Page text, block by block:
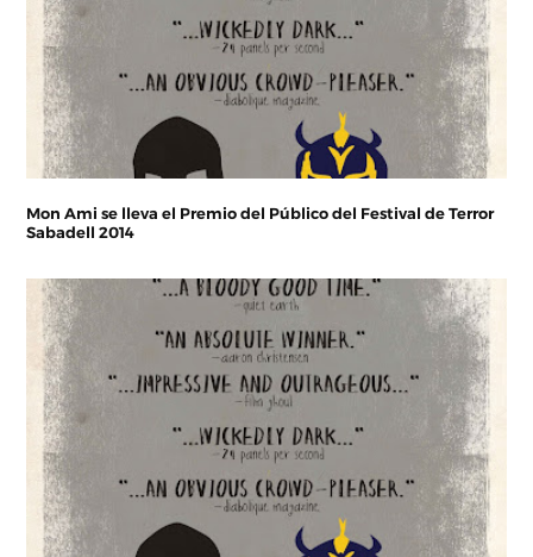
Mon Ami se lleva el Premio del Público del Festival de Terror
Sabadell 2014